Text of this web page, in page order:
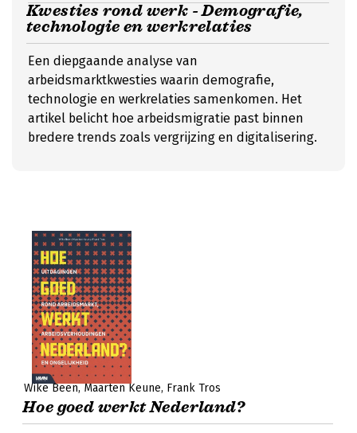
Kwesties rond werk - Demografie,
technologie en werkrelaties
Een diepgaande analyse van
arbeidsmarktkwesties waarin demografie,
technologie en werkrelaties samenkomen. Het
artikel belicht hoe arbeidsmigratie past binnen
bredere trends zoals vergrijzing en digitalisering.
Wike Been Maarten Keune Frank Tros
Hoe goed werkt Nederland?